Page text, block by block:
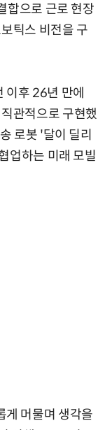
합으로 근로 현장
틱스 비전을 구
후 26년 만에
관적으로 구현했
로봇 '달이 딜리
업하는 미래 모빌
게 머물며 생각을